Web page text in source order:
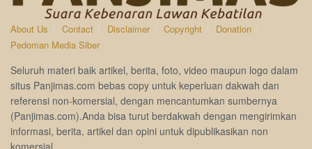
About Us Contact Disclaimer Copyright
Donation
Pedoman Media Siber
Seluruh materi baik artikel, berita, foto, video maupun logo dalam
situs Panjimas.com bebas copy untuk keperluan dakwah dan
referensi non-komersial, dengan mencantumkan sumbernya
(Panjimas.com).Anda bisa turut berdakwah dengan mengirimkan
informasi, berita, artikel dan opini untuk dipublikasikan non
komersial.